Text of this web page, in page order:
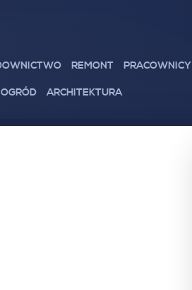
REMONT PRACOWNICY
OGRÓD ARCHITEKTURA